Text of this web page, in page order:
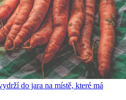
do jara na místě, které má